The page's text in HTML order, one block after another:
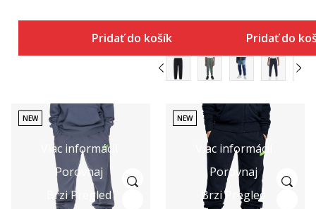
Pridať do košíka Pridať do
Viac informácií
Porovnaj
Brzi Pregled
NEW
Viac informácií
Porovnaj
Brzi Pregled
NEW